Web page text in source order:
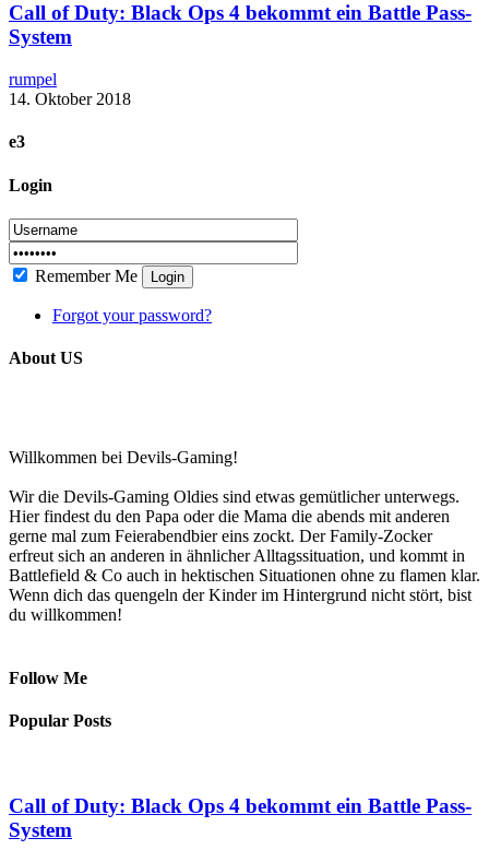
Call of Duty: Black Ops 4 bekommt ein Battle Pass-
System
rumpel
14. Oktober 2018
e3
Login
Remember Me Login
Forgot your password?
About US
Willkommen bei Devils-Gaming!
Wir die Devils-Gaming Oldies sind etwas gemütlicher unterwegs.
Hier findest du den Papa oder die Mama die abends mit anderen
gerne mal zum Feierabendbier eins zockt. Der Family-Zocker
erfreut sich an anderen in ähnlicher Alltagssituation, und kommt in
Battlefield & Co auch in hektischen Situationen ohne zu flamen klar.
Wenn dich das quengeln der Kinder im Hintergrund nicht stört, bist
du willkommen!
Follow Me
Popular Posts
Call of Duty: Black Ops 4 bekommt ein Battle Pass-
System